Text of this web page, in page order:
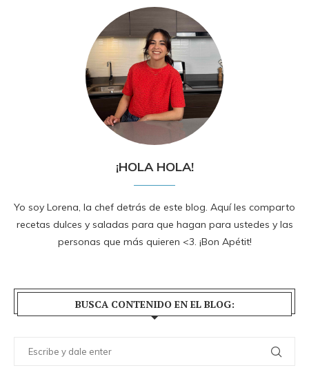
¡HOLA HOLA!
Yo soy Lorena, la chef detrás de este blog. Aquí les comparto
recetas dulces y saladas para que hagan para ustedes y las
personas que más quieren <3. ¡Bon Apétit!
BUSCA CONTENIDO EN EL BLOG: